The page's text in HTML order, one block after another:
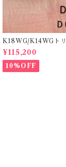
K18WG/K14WGト
ス 【PRO208939】
¥115,200
10%OFF